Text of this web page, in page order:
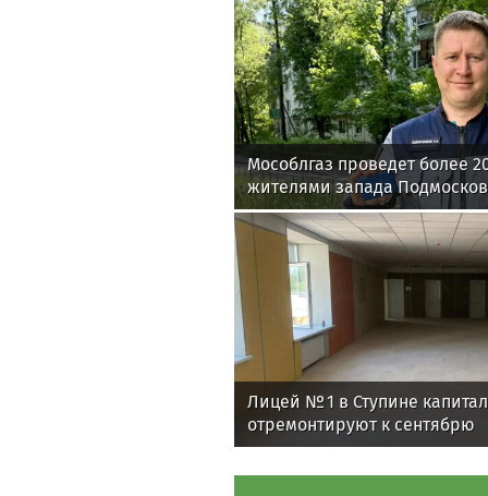
Мособлгаз проведет более
жителями запада
Лицей № 1 в Ступине
отремонтируют к сентябрю